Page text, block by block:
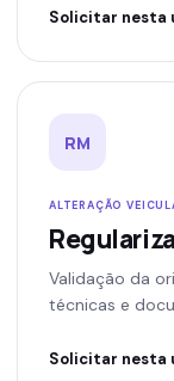
Solicitar nesta
RM
ALTERAÇÃO
Validação da
técnicas e
Solicitar nesta